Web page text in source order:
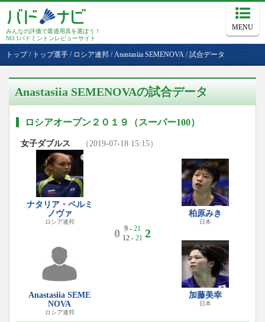
みんなの評価で最適用具を選ぼう！
NO.1バドミントンレビューサイト
MENU
トップ/ トップ選手 / ロシア連邦 / Anastasiia SEMENOVA /試合データ
Anastasiia SEMENOVAの試合データ
ロシアオープン２０１９（スーパー100）
女子ダブルス （2019-07-18 15:15）
ナタリア・ペルミ
ノヴァ
ロシア連邦
Anastasiia SEME
NOVA
ロシア連邦
0 9 - 21
12 - 21 2
柏原みき
日本
加藤美幸
日本